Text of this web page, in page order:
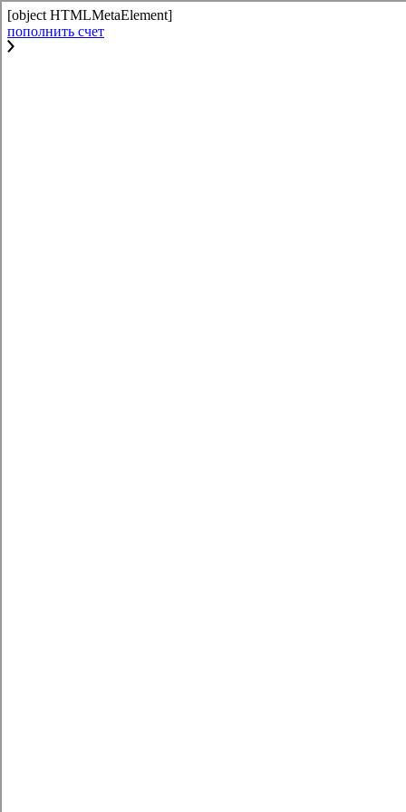
[object HTMLMetaElement]
пополнить счет